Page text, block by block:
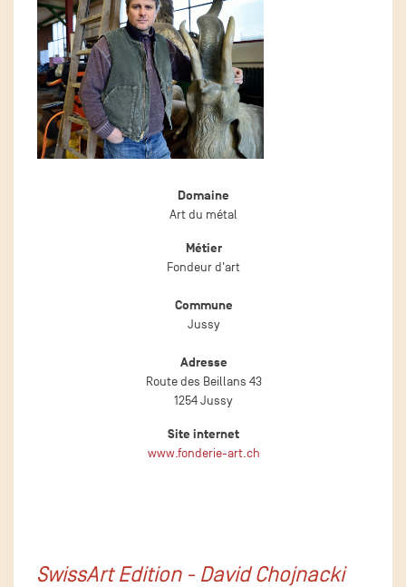
Domaine
Art du métal
Métier
Fondeur d'art
Commune
Jussy
Adresse
Route des Beillans 43
1254 Jussy
Site internet
www.fonderie-art.ch
SwissArt Edition - David Chojnacki